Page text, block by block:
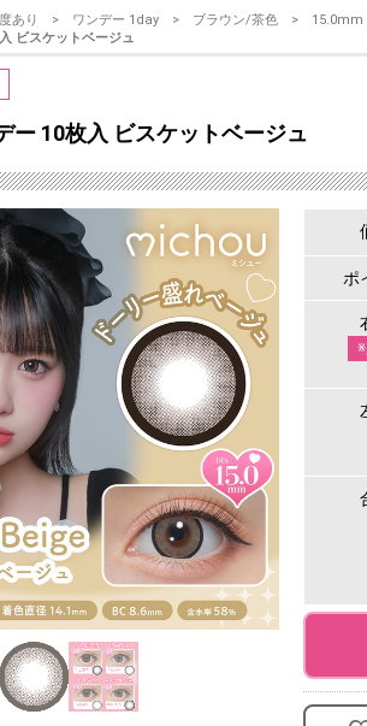
度あり ワンデー 1day ブラウン/茶色 15.0mm
ビスケットベージュ
ー 10枚入 ビスケットベージュ
ポ